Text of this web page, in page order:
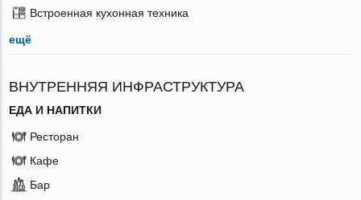
Встроенная кухонная техника
ещё
ВНУТРЕННЯЯ ИНФРАСТРУКТУРА
ЕДА И НАПИТКИ
Ресторан
Кафе
Бар